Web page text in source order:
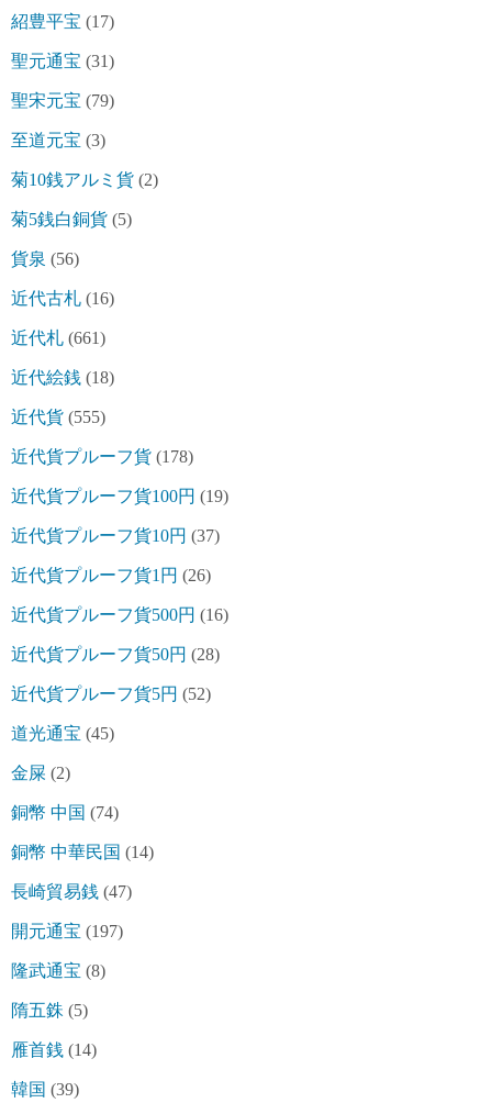
紹豊平宝 (17)
聖元通宝 (31)
聖宋元宝 (79)
至道元宝 (3)
菊10銭アルミ貨 (2)
菊5銭白銅貨 (5)
貨泉 (56)
近代古札 (16)
近代札 (661)
近代絵銭 (18)
近代貨 (555)
近代貨プルーフ貨 (178)
近代貨プルーフ貨100円 (19)
近代貨プルーフ貨10円 (37)
近代貨プルーフ貨1円 (26)
近代貨プルーフ貨500円 (16)
近代貨プルーフ貨50円 (28)
近代貨プルーフ貨5円 (52)
道光通宝 (45)
金屎 (2)
銅幣 中国 (74)
銅幣 中華民国 (14)
長崎貿易銭 (47)
開元通宝 (197)
隆武通宝 (8)
隋五銖 (5)
雁首銭 (14)
韓国 (39)